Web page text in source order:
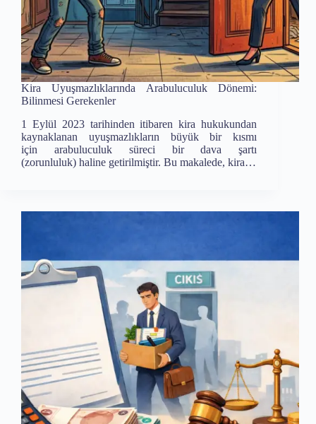
Kira Uyuşmazlıklarında Arabuluculuk Dönemi:
Bilinmesi Gerekenler
1 Eylül 2023 tarihinden itibaren kira hukukundan
kaynaklanan uyuşmazlıkların büyük bir kısmı
için arabuluculuk süreci bir dava şartı
(zorunluluk) haline getirilmiştir. Bu makalede, kira…